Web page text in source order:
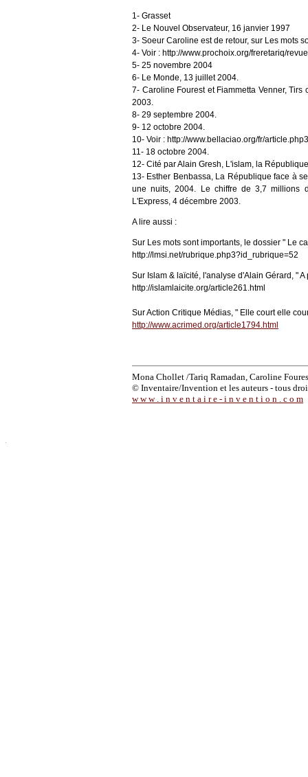
1- Grasset
2- Le Nouvel Observateur, 16 janvier 1997
3- Soeur Caroline est de retour, sur Les mots
4- Voir : http://www.prochoix.org/freretariq/
5- 25 novembre 2004
6- Le Monde, 13 juillet 2004.
7- Caroline Fourest et Fiammetta Venner,
2003.
8- 29 septembre 2004.
9- 12 octobre 2004.
10- Voir : http://www.bellaciao.org/fr/
11- 18 octobre 2004.
12- Cité par Alain Gresh, L'islam, la
13- Esther Benbassa, La République face à
une nuits, 2004. Le chiffre de 3,7 millions
L'Express, 4 décembre 2003.
A lire aussi :
Sur Les mots sont importants, le dossier " Le
http://lmsi.net/rubrique.php3?id_rubrique=52
Sur Islam & laïcité, l'analyse d'Alain Gérard, "
http://islamlaicite.org/article261.html
Sur Action Critique Médias, " Elle court elle
http://www.acrimed.org/article1794.htm
Mona Chollet /Tariq Ramadan, Caroline
© Inventaire/Invention et les auteurs - tous
w w w . i n v e n t a i r e - i n v e n t i o n . c o m